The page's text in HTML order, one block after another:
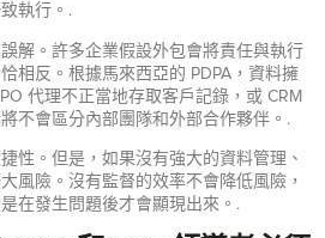
執行。.
解。許多企業假設外包會將責任與執行
相反。根據馬來西亞的 PDPA，資料擁
代理不正當地存取客戶記錄，或 CRM
不會區分內部團隊和外部合作夥伴。.
性。但是，如果沒有強大的資料管理、
風險。沒有監督的效率不會降低風險，
在發生問題後才會顯現出來。.